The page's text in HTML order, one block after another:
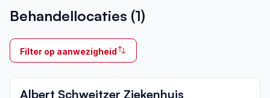
2018
Ik behandel
Op locatie
netwerk
Behandellocaties (1)
Filter op aanwezigheid
Albert Schweitzer Ziekenhuis